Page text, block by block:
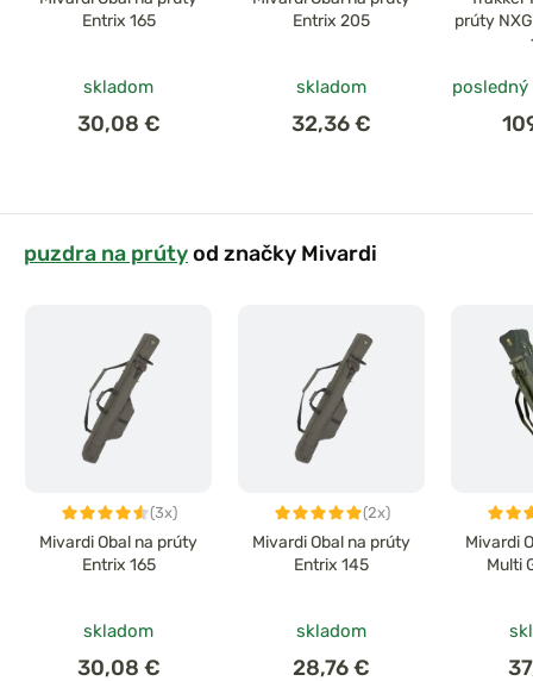
Entrix 165
skladom
30,08 €
Entrix 205
skladom
32,36 €
prúty
puzdra na prútyod značky Mivardi
(3x)
Mivardi Obal na prúty
Entrix 165
skladom
30,08 €
(2x)
Mivardi Obal na prúty
Entrix 145
skladom
28,76 €
Mivardi
Multi